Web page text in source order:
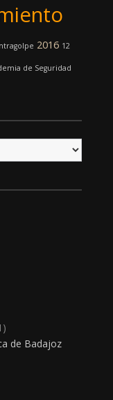
2016 12
de Seguridad
de Badajoz